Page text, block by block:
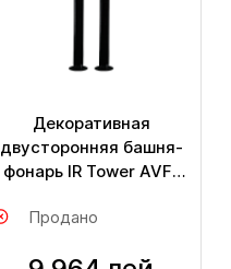
Декоративная
двусторонняя башня-
фонарь IR Tower AVF-
Продано